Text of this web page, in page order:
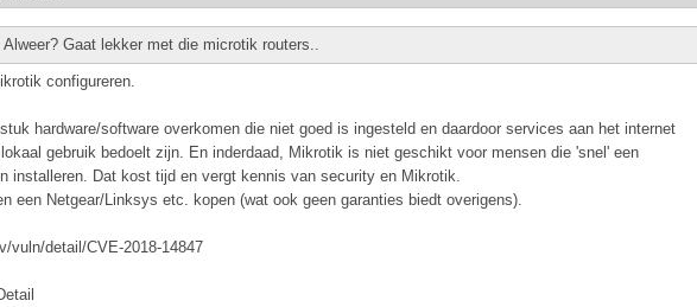
Alweer? Gaat lekker met die microtik routers..
configureren.
hardware/software overkomen die niet goed is ingesteld en daardoor services aan het internet
gebruik bedoelt zijn. En inderdaad, Mikrotik is niet geschikt voor mensen die 'snel' een
installeren. Dat kost tijd en vergt kennis van security en Mikrotik.
een Netgear/Linksys etc. kopen (wat ook geen garanties biedt overigens).
vuln/detail/CVE-2018-14847